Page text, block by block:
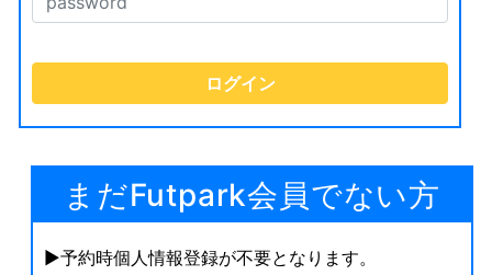
まだFutpark会員でない方
▶︎予約時個人情報登録が不要となります。